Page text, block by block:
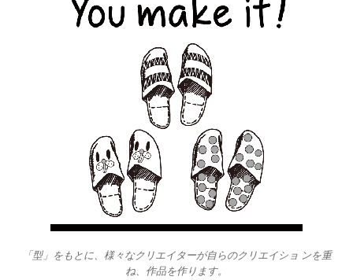
「型」をもとに、様々なクリエイターが自らのクリエイショ ンを重
ね、作品を作ります。